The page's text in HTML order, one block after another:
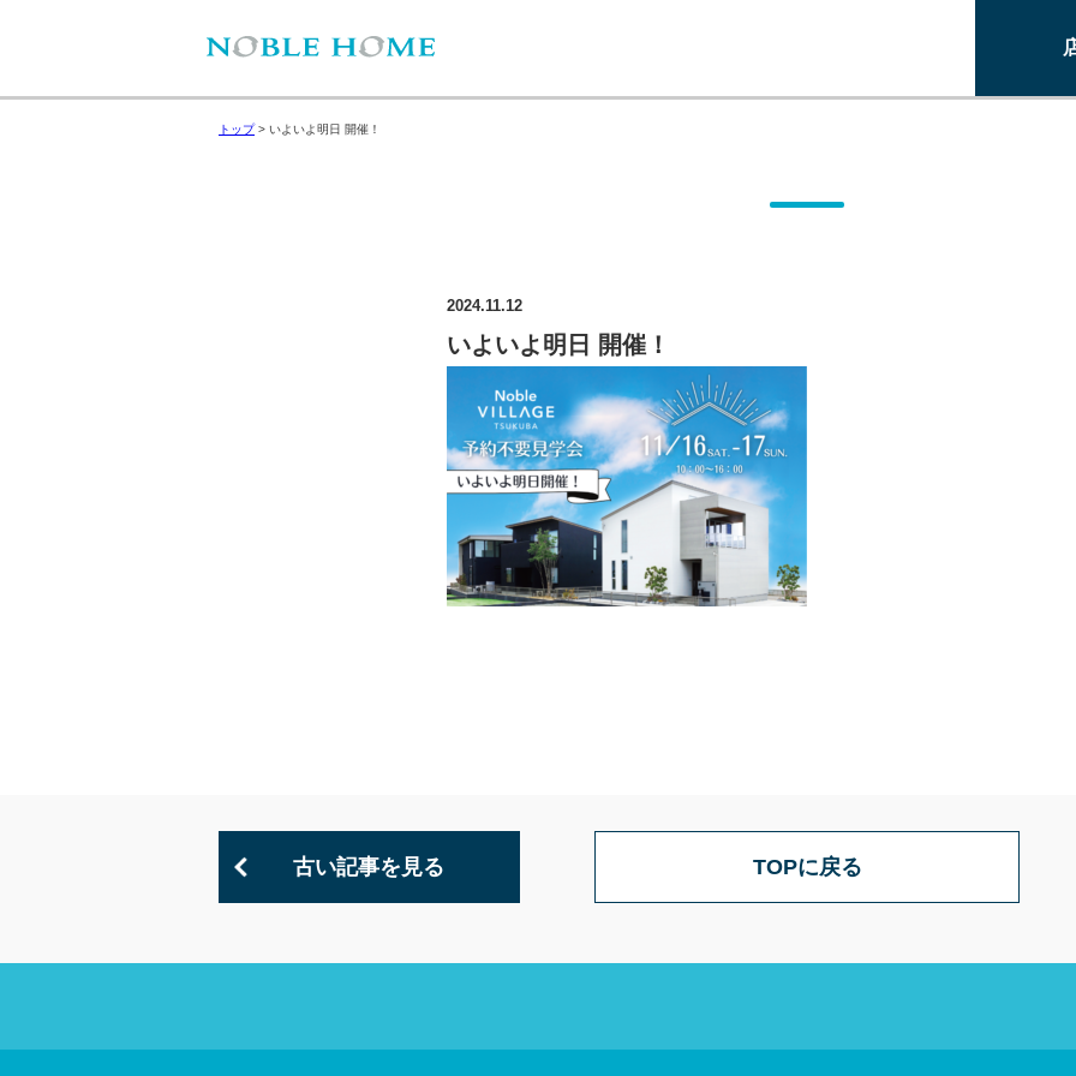
トップ> いよいよ明日 開催！
2024.11.12
いよいよ明日 開催！
古い記事を見る TOPに戻る